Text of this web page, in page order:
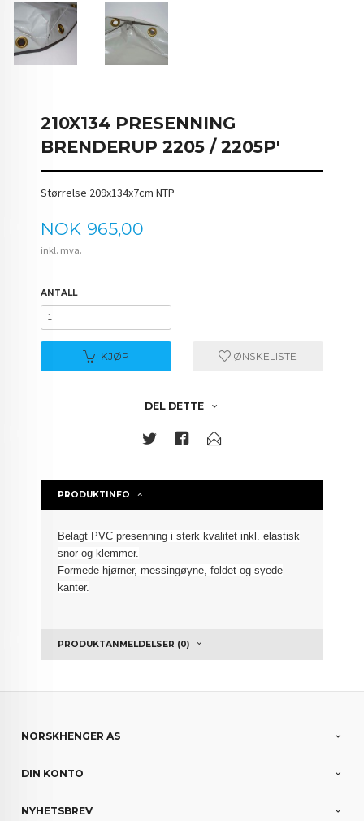
210X134 PRESENNING
BRENDERUP 2205 / 2205P'
Størrelse 209x134x7cm NTP
Pris
NOK 965,00
inkl. mva.
ANTALL
KJØP ØNSKELISTE
DEL DETTE
PRODUKTINFO
Belagt PVC presenning i sterk kvalitet inkl.elastisk
snor og klemmer.
Formede hjørner, messingøyne, foldet og syede
kanter.
PRODUKTANMELDELSER (0)
NORSKHENGER AS
DIN KONTO
NYHETSBREV